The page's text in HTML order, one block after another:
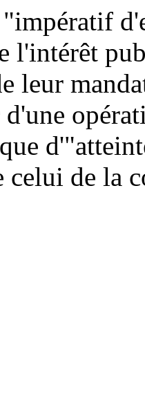
l'intérêt
leur
celui de la